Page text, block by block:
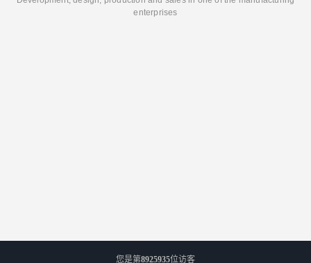
enterprises
您是第8925935位访客